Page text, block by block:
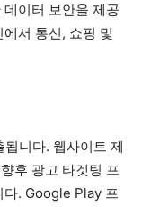
이터 보안을 제공
서 통신, 쇼핑 및
니다. 웹사이트 제
후 광고 타겟팅 프
다. Google Play 프